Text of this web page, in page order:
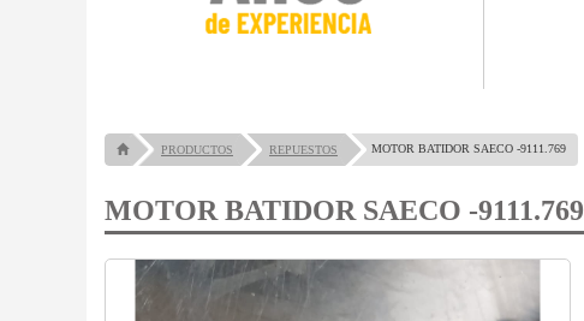
PRODUCTOS REPUESTOS MOTOR BATIDOR SAECO -9111.769
MOTOR BATIDOR SAECO -9111.769